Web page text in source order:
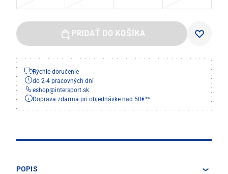
PRIDAŤ DO KOŠÍKA
Rýchle doručenie
do 2-4 pracovných dní
eshop@intersport.sk
Doprava zdarma pri objednávke nad 50€**
POPIS